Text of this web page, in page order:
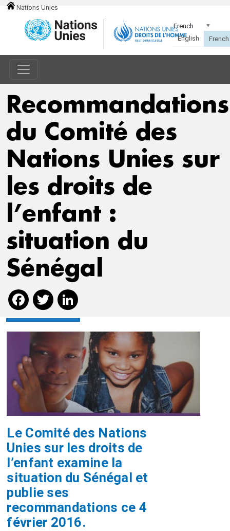
Nations Unies
Recommandations
du Comité des
Nations Unies sur
les droits de
l’enfant :
situation du
Sénégal
Facebook
Twitter
Le Comité des Nations
Unies sur les droits de
l’enfant examine la
situation du Sénégal et
publie ses
recommandations ce 4
février 2016.